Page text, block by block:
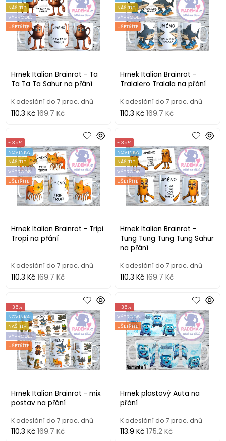
Hrnek Italian Brainrot - Ta
Ta Ta Ta Sahur na přání
NÁŠ TIP
VÝPRODEJ
UŠETŘÍTE
K odeslání do 7 prac. dnů
110.3 Kč 169.7 Kč
Hrnek Italian Brainrot -
Tralalero Tralala na přání
NÁŠ TIP
VÝPRODEJ
UŠETŘÍTE
K odeslání do 7 prac. dnů
110.3 Kč 169.7 Kč
Hrnek Italian Brainrot - Tripi
Tropi na přání
- 35%
NOVINKA
NÁŠ TIP
VÝPRODEJ
UŠETŘÍTE
K odeslání do 7 prac. dnů
110.3 Kč 169.7 Kč
Hrnek Italian Brainrot -
Tung Tung Tung Tung Sahur
na přání
- 35%
NOVINKA
NÁŠ TIP
VÝPRODEJ
UŠETŘÍTE
K odeslání do 7 prac. dnů
110.3 Kč 169.7 Kč
Hrnek Italian Brainrot - mix
postav na přání
- 35%
NOVINKA
NÁŠ TIP
VÝPRODEJ
UŠETŘÍTE
K odeslání do 7 prac. dnů
110.3 Kč 169.7 Kč
Hrnek plastový Auta na
přání
- 35%
VÝPRODEJ
UŠETŘÍTE
K odeslání do 7 prac. dnů
113.9 Kč 175.2 Kč